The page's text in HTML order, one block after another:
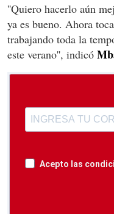
''Quiero hacerlo aún
ya es bueno. Ahora
trabajando toda la
este verano'', indicó
Acepto las